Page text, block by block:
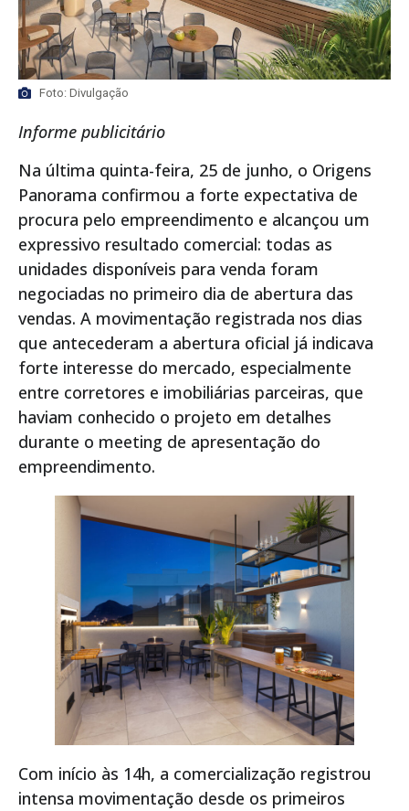
Foto: Divulgação
Informe publicitário
Na última quinta-feira, 25 de junho, o Origens
Panorama confirmou a forte expectativa de
procura pelo empreendimento e alcançou um
expressivo resultado comercial: todas as
unidades disponíveis para venda foram
negociadas no primeiro dia de abertura das
vendas. A movimentação registrada nos dias
que antecederam a abertura oficial já indicava
forte interesse do mercado, especialmente
entre corretores e imobiliárias parceiras, que
haviam conhecido o projeto em detalhes
durante o meeting de apresentação do
empreendimento.
Com início às 14h, a comercialização registrou
intensa movimentação desde os primeiros